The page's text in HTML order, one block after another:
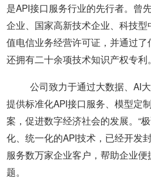
是API接口服务行业的先行者。曾
企业、国家高新技术企业、科技
值电信业务经营许可证，并通过了
还拥有二十余项技术知识产权专利。
公司致力于通过大数据、AI
提供标准化API接口服务、模型定
案，促进数字经济社会的发展。“
化、统一化的API技术，已经开发
服务数万家企业客户，帮助企业
题。